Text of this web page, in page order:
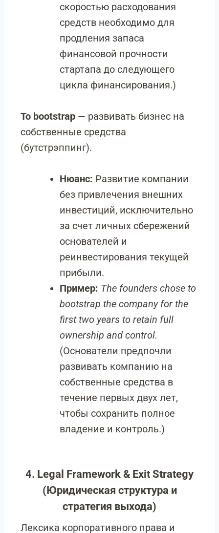
скоростью расходования
средств необходимо для
продления запаса
финансовой прочности
стартапа до следующего
цикла финансирования.)
To bootstrap — развивать бизнес на
собственные средства
(бутстрэппинг).
Нюанс: Развитие компании
без привлечения внешних
инвестиций, исключительно
за счет личных сбережений
основателей и
реинвестирования текущей
прибыли.
Пример: The founders chose to
bootstrap the company for the
first two years to retain full
ownership and control.
(Основатели предпочли
развивать компанию на
собственные средства в
течение первых двух лет,
чтобы сохранить полное
владение и контроль.)
4. Legal Framework & Exit Strategy
(Юридическая структура и
стратегия выхода)
Лексика корпоративного права и